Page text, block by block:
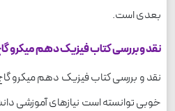
بعدی است.
نقد و بررسی کتاب فیزیک دهم میکرو
نقد و بررسی کتاب فیزیک دهم میکرو
خوبی توانسته است نیازهای آموزشی